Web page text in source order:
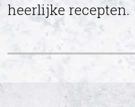
heerlijke recepten.